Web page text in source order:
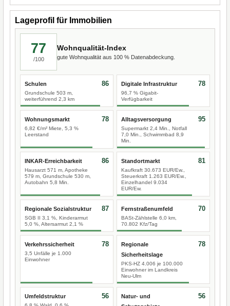
Lageprofil für Immobilien
77
/100
Wohnqualität-Index
gute Wohnqualität aus 100 % Datenabdeckung.
Schulen
Grundschule 503 m,
weiterführend 2,3 km
86 Digitale Infrastruktur
96,7 % Gigabit-
Verfügbarkeit
78
Wohnungsmarkt
6,82 €/m² Miete, 5,3 %
Leerstand
78 Alltagsversorgung
Supermarkt 2,4 Min., Notfall
7,0 Min., Schwimmbad 8,9
Min.
95
INKAR-Erreichbarkeit
Hausarzt 571 m, Apotheke
579 m, Grundschule 530 m,
Autobahn 5,8 Min.
86 Standortmarkt
Kaufkraft 30.673 EUR/Ew.,
Steuerkraft 1.263 EUR/Ew.,
Einzelhandel 9.034
EUR/Ew.
81
Regionale Sozialstruktur
SGB II 3,1 %, Kinderarmut
5,0 %, Altersarmut 2,1 %
87 Fernstraßenumfeld
BASt-Zählstelle 6,0 km,
70.802 Kfz/Tag
70
Verkehrssicherheit
3,5 Unfälle je 1.000
Einwohner
78
Regionale
Sicherheitslage
PKS-HZ 4.006 je 100.000
Einwohner im Landkreis
Neu-Ulm
78
Umfeldstruktur 56
Natur- und
56